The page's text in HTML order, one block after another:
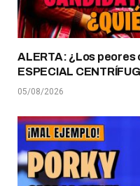
ALERTA: ¿Los peores
ESPECIAL
05/08/2026